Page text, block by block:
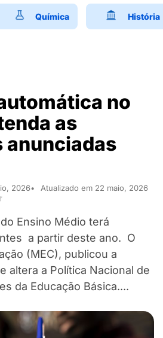
Química História
no
as
anunciadas
2026
Atualizado em 22 maio, 2026
Ensino Médio terá
a partir deste ano. O
(MEC), publicou a
altera a Política Nacional de
da Educação Básica....